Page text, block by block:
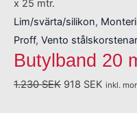
x 25 mtr.
Lim/svärta/silikon,
Proff, Vento
Butylband 20
1.230SEK 918 SEK inkl.